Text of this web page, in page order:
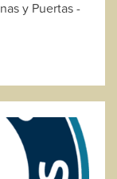
y Puertas -